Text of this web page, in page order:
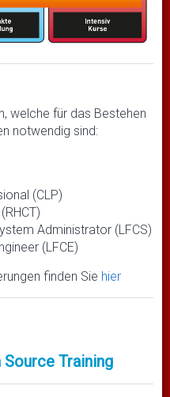
welche für das Bestehen
notwendig sind:
(CLP)
Administrator (LFCS)
(LFCE)
finden Sie hier
Training